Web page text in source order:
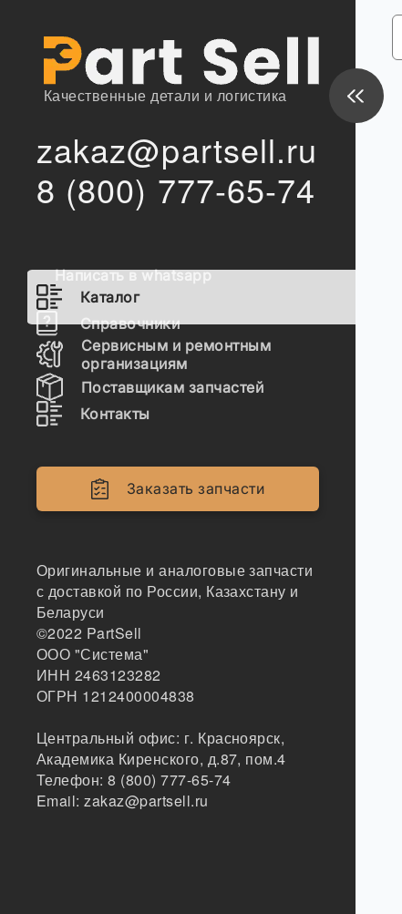
Качественные детали и логистика
zakaz@partsell.ru
8 (800) 777-65-74
Написать в whatsapp
Каталог
Справочники
Сервисным и ремонтным
организациям
Поставщикам запчастей
Контакты
Заказать запчасти
Оригинальные и аналоговые запчасти
с доставкой по России, Казахстану и
Беларуси
©2022 PartSell
ООО "Система"
ИНН 2463123282
ОГРН 1212400004838
Центральный офис: г. Красноярск,
Академика Киренского, д.87, пом.4
Телефон:8 (800) 777-65-74
Email:zakaz@partsell.ru